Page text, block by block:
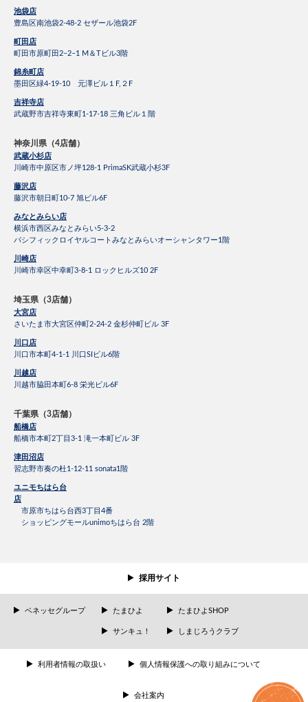
池袋店
豊島区南池袋2-48-2 セザール池袋2F
町田店
町田市原町田2−2−1 M＆Tビル3階
錦糸町店
墨田区緑4-19-10 元澤ビル１F,２F
吉祥寺店
武蔵野市吉祥寺東町1-17-18 三角ビル１階
神奈川県（4店舗）
武蔵小杉店
川崎市中原区市ノ坪128-1 PrimaSK武蔵小杉3F
藤沢店
藤沢市朝日町10-7 旭ビル6F
みなとみらい店
横浜市西区みなとみらい5-3-2
パシフィックロイヤルコートみなとみらいオーシャンタワー1階
川崎店
川崎市幸区中幸町3-8-1 ロックヒルズ10 2F
埼玉県（3店舗）
大宮店
さいたま市大宮区仲町2-24-2 金杉仲町ビル 3F
川口店
川口市本町4-1-1 川口SIビル6階
川越店
川越市脇田本町6-8 栄光ビル6F
千葉県（3店舗）
船橋店
船橋市本町2丁目3-1 滝一本町ビル 3F
津田沼店
習志野市奏の杜1-12-11 sonata1階
ユニモちはら台
店
市原市ちはら台西3丁目4番
ショッピングモールunimoちはら台 2階
採用サイト
ベネッセグループ たまひよ
サンキュ！
たまひよSHOP
しまじろうクラブ
利用者情報の取扱い 個人情報保護への取り組みについて
会社案内